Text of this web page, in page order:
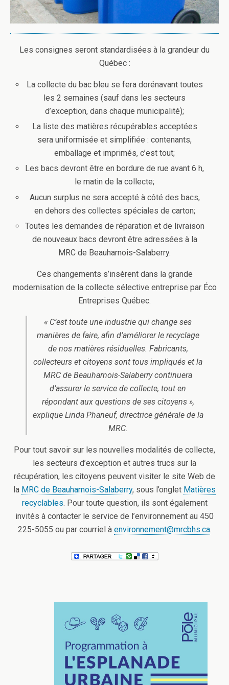
Les consignes seront standardisées à la grandeur du
Québec :
La collecte du bac bleu se fera dorénavant toutes
les 2 semaines (sauf dans les secteurs
d’exception, dans chaque municipalité);
La liste des matières récupérables acceptées
sera uniformisée et simplifiée : contenants,
emballage et imprimés, c’est tout;
Les bacs devront être en bordure de rue avant 6 h,
le matin de la collecte;
Aucun surplus ne sera accepté à côté des bacs,
en dehors des collectes spéciales de carton;
Toutes les demandes de réparation et de livraison
de nouveaux bacs devront être adressées à la
MRC de Beauharnois-Salaberry.
Ces changements s’insèrent dans la grande
modernisation de la collecte sélective entreprise par Éco
Entreprises Québec.
« C’est toute une industrie qui change ses
manières de faire, afin d’améliorer le recyclage
de nos matières résiduelles. Fabricants,
collecteurs et citoyens sont tous impliqués et la
MRC de Beauharnois-Salaberry continuera
d’assurer le service de collecte, tout en
répondant aux questions de ses citoyens »,
explique Linda Phaneuf, directrice générale de la
MRC.
Pour tout savoir sur les nouvelles modalités de collecte,
les secteurs d’exception et autres trucs sur la
récupération, les citoyens peuvent visiter le site Web de
la MRC de Beauharnois-Salaberry, sous l’onglet Matières
recyclables. Pour toute question, ils sont également
invités à contacter le service de l’environnement au 450
225-5055 ou par courriel à environnement@mrcbhs.ca.